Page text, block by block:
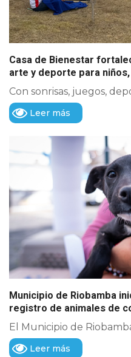
Casa de Bienestar
arte y deporte para
Con sonrisas, juegos,
Leer más
Municipio de Riobamba
registro de animales de
El Municipio de
Leer más